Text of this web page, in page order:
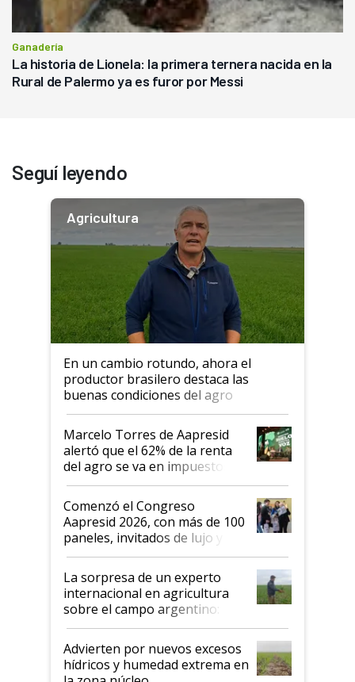
Ganadería
La historia de Lionela: la primera ternera nacida en la
Rural de Palermo ya es furor por Messi
Seguí leyendo
Agricultura
En un cambio rotundo, ahora el
productor brasilero destaca las
buenas condiciones del agro
argentino para invertir: "Los veo
más motivados"
Marcelo Torres de Aapresid
alertó que el 62% de la renta
del agro se va en impuestos:
"No es bueno que en
Argentina se sigan discutiendo
las mismas cosas de hace 50
años"
Comenzó el Congreso
Aapresid 2026, con más de 100
paneles, invitados de lujo y
todas las tendencias
La sorpresa de un experto
internacional en agricultura
sobre el campo argentino:
"Estoy muy impresionado"
Advierten por nuevos excesos
hídricos y humedad extrema en